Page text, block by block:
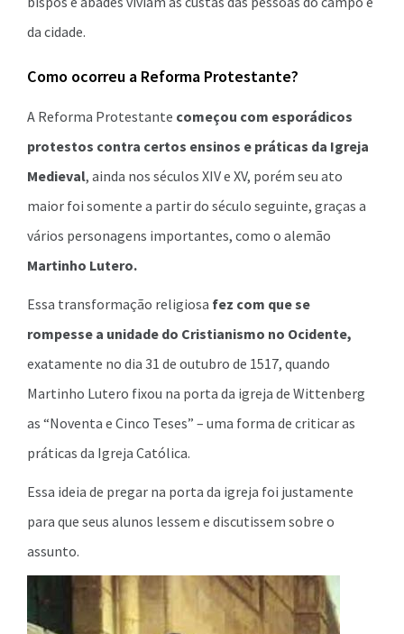
da cidade.
Como ocorreu a Reforma Protestante?
A Reforma Protestante começou com esporádicos
protestos contra certos ensinos e práticas da Igreja
Medieval, ainda nos séculos XIV e XV, porém seu ato
maior foi somente a partir do século seguinte, graças a
vários personagens importantes, como o alemão
Martinho Lutero.
Essa transformação religiosa fez com que se
rompesse a unidade do Cristianismo no Ocidente,
exatamente no dia 31 de outubro de 1517, quando
Martinho Lutero fixou na porta da igreja de Wittenberg
as “Noventa e Cinco Teses” – uma forma de criticar as
práticas da Igreja Católica.
Essa ideia de pregar na porta da igreja foi justamente
para que seus alunos lessem e discutissem sobre o
assunto.